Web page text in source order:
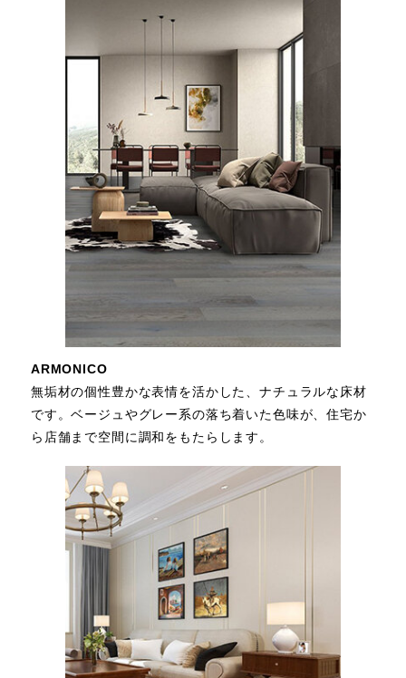
ARMONICO
無垢材の個性豊かな表情を活かした、ナチュラルな床材
です。ベージュやグレー系の落ち着いた色味が、住宅か
ら店舗まで空間に調和をもたらします。